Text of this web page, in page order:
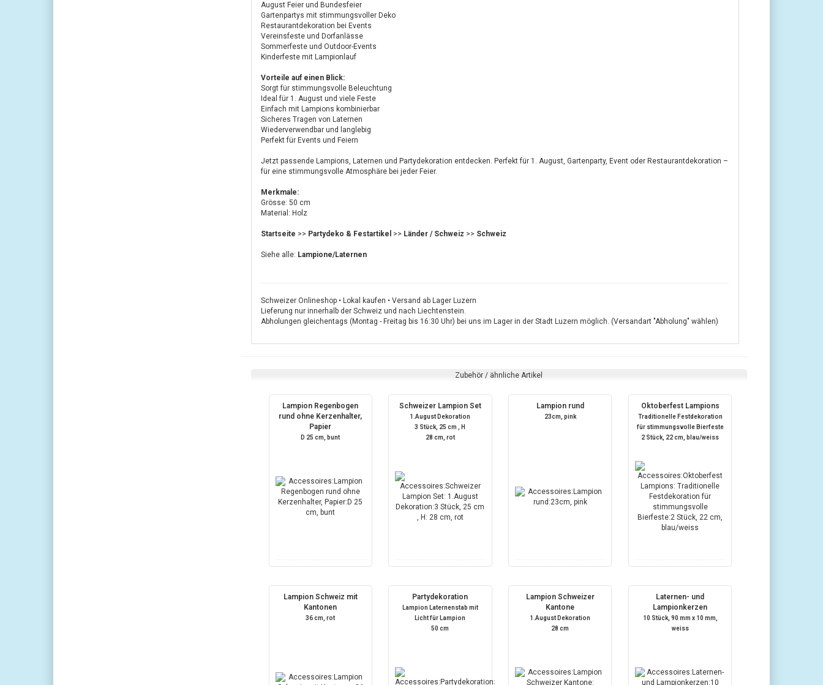
August Feier und Bundesfeier
Gartenpartys mit stimmungsvoller Deko
Restaurantdekoration bei Events
Vereinsfeste und Dorfanlässe
Sommerfeste und Outdoor-Events
Kinderfeste mit Lampionlauf
Vorteile auf einen Blick:
Sorgt für stimmungsvolle Beleuchtung
Ideal für 1. August und viele Feste
Einfach mit Lampions kombinierbar
Sicheres Tragen von Laternen
Wiederverwendbar und langlebig
Perfekt für Events und Feiern
Jetzt passende Lampions, Laternen und Partydekoration entdecken. Perfekt für 1. August, Gartenparty, Event oder Restaurantdekoration –
für eine stimmungsvolle Atmosphäre bei jeder Feier.
Merkmale:
Grösse: 50 cm
Material: Holz
Startseite >> Partydeko & Festartikel >> Länder / Schweiz >> Schweiz
Siehe alle: Lampione/Laternen
Schweizer Onlineshop • Lokal kaufen • Versand ab Lager Luzern
Lieferung nur innerhalb der Schweiz und nach Liechtenstein.
Abholungen gleichentags (Montag - Freitag bis 16:30 Uhr) bei uns im Lager in der Stadt Luzern möglich. (Versandart "Abholung" wählen)
Zubehör / ähnliche Artikel
Lampion Regenbogen
rund ohne Kerzenhalter,
Papier
D 25 cm, bunt
Schweizer Lampion Set
1.August Dekoration
3 Stück, 25 cm , H
28 cm, rot
Lampion rund
23cm, pink
Oktoberfest Lampions
Traditionelle Festdekoration
für stimmungsvolle Bierfeste
2 Stück, 22 cm, blau/weiss
Lampion Schweiz mit
Kantonen
36 cm, rot
Partydekoration
Lampion Laternenstab mit
Licht für Lampion
50 cm
Lampion Schweizer
Kantone
1.August Dekoration
28 cm
Laternen- und
Lampionkerzen
10 Stück, 90 mm x 10 mm,
weiss